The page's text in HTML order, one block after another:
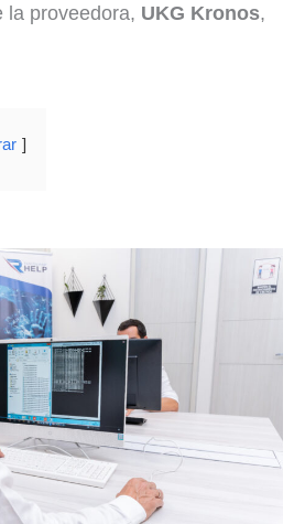
la proveedora, UKG Kronos,